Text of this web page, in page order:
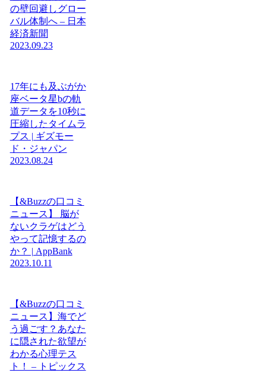
の壁回避しグロー
バル体制へ – 日本
経済新聞
2023.09.23
17年にも及ぶがか
座ベータ星bの軌
道データを10秒に
圧縮したタイムラ
プス | ギズモー
ド・ジャパン
2023.08.24
【&Buzzの口コミ
ニュース】 脳が
ないクラゲはどう
やって記憶するの
か？ | AppBank
2023.10.11
【&Buzzの口コミ
ニュース】海でど
う過ごす？あなた
に隠された欲望が
わかる心理テス
ト！ – トピックス